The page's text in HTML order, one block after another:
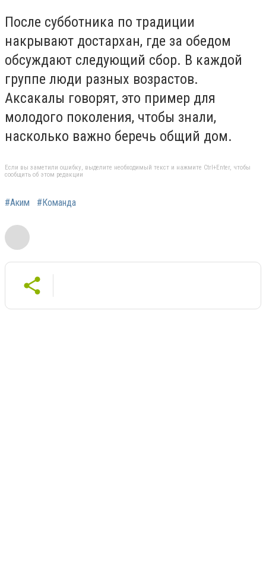
После субботника по традиции
накрывают достархан, где за обедом
обсуждают следующий сбор. В каждой
группе люди разных возрастов.
Аксакалы говорят, это пример для
молодого поколения, чтобы знали,
насколько важно беречь общий дом.
Если вы заметили ошибку, выделите необходимый текст и нажмите Ctrl+Enter, чтобы
сообщить об этом редакции
#Аким #Команда